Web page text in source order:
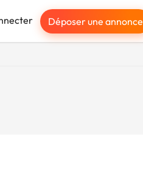
Déposer une annonce